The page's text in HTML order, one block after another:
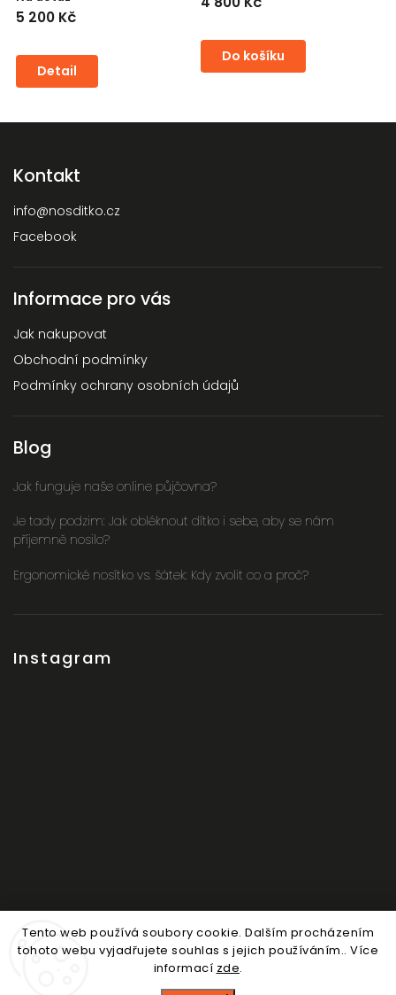
Tento web používá soubory cookie. Dalším procházením
tohoto webu vyjadřujete souhlas s jejich používáním.. Více
informací zde.
5 200 Kč
Detail
Do košíku
Kontakt
info@nosditko.cz
Facebook
Informace pro vás
Jak nakupovat
Obchodní podmínky
Podmínky ochrany osobních údajů
Blog
Jak funguje naše online půjčovna?
Je tady podzim: Jak obléknout dítko i sebe, aby se nám
příjemně nosilo?
Ergonomické nosítko vs. šátek: Kdy zvolit co a proč?
Instagram
Sledovat na Instagramu